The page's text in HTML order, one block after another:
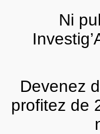
Syrie :
PIERRE PICCININ
ANALYSES ET
FRNi
Devenez
profitez de